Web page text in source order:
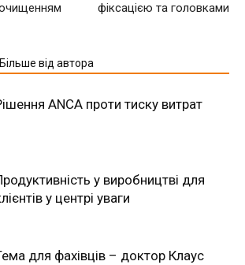
фіксацією та головками
Більше від автора
ANCA проти тиску витрат
у виробництві для
у центрі уваги
для фахівців – доктор Клаус